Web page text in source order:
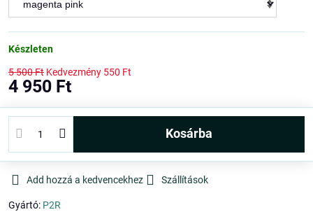
Készleten
5 500 Ft Kedvezmény 550 Ft
4 950 Ft
kosárba
Add hozzá a kedvencekhez Szállítások
Gyártó: P2R